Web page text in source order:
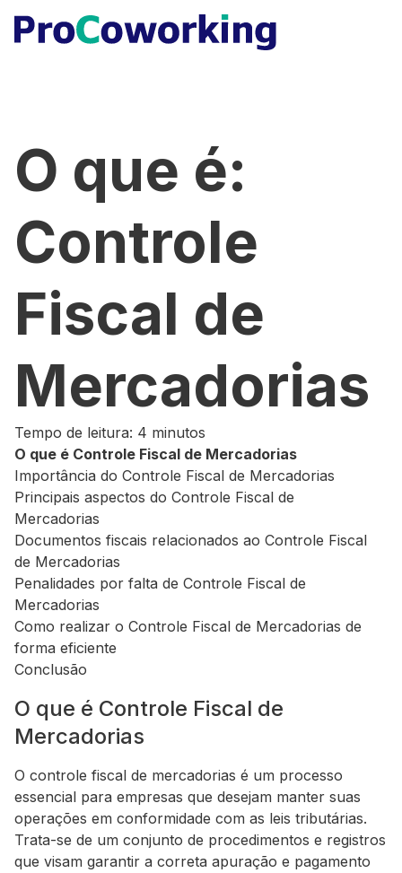
O que é:
Controle
Fiscal de
Mercadorias
Tempo de leitura: 4 minutos
O que é Controle Fiscal de Mercadorias
Importância do Controle Fiscal de Mercadorias
Principais aspectos do Controle Fiscal de
Mercadorias
Documentos fiscais relacionados ao Controle Fiscal
de Mercadorias
Penalidades por falta de Controle Fiscal de
Mercadorias
Como realizar o Controle Fiscal de Mercadorias de
forma eficiente
Conclusão
O que é Controle Fiscal de
Mercadorias
O controle fiscal de mercadorias é um processo
essencial para empresas que desejam manter suas
operações em conformidade com as leis tributárias.
Trata-se de um conjunto de procedimentos e registros
que visam garantir a correta apuração e pagamento